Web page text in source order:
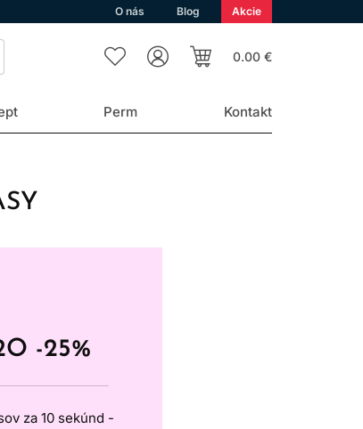
O nás Blog Akcie
0.00 €
Perm Kontakt
-25%
za 10 sekúnd -